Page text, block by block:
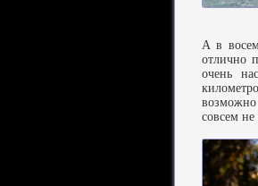
А в
отлично
очень
совсем не